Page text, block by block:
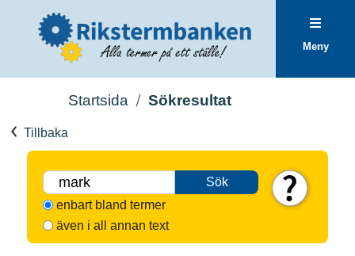
Meny
Startsida Sökresultat
Tillbaka
Sök
enbart bland termer
även i all annan text